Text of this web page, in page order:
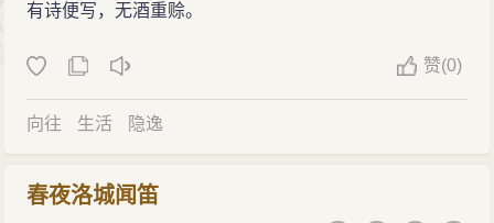
有诗便写，无酒重赊。
赞(0)
向往 生活 隐逸
春夜洛城闻笛